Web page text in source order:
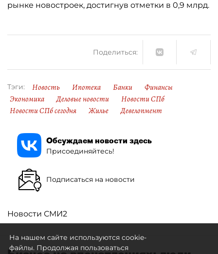
рынке новостроек, достигнув отметки в 0,9 млрд.
Поделиться:
Тэги: Новость Ипотека Банки
Финансы
Экономика
Деловые новости
Новости СПб
Новости СПб сегодня
Жилье Девелопмент
Обсуждаем новости здесь
Присоединяйтесь!
Подписаться на новости
Новости СМИ2
На нашем сайте используются cookie-
файлы. Продолжая пользоваться